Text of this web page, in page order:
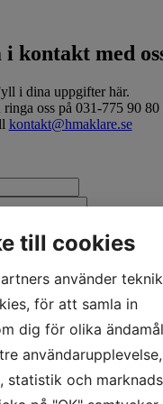
kontakt med
i dina uppgifter här.
oss på 031-775 90 80
kontakt@hmaklare.se
till cookies
använder
för att samla in
dig för olika
användarupplevelse,
statistik och